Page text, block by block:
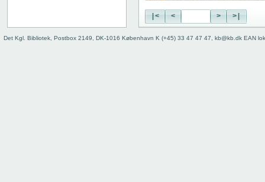
|< < > >|
Det Kgl. Bibliotek, Postbox 2149, DK-1016 København K (+45) 33 47 47 47, kb@kb.dk EAN